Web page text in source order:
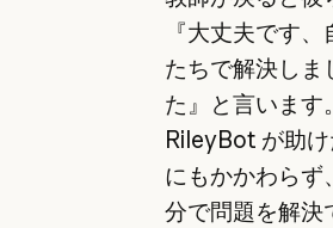
『大丈夫です、
たちで解決しま
た』と言います。
RileyBot が助け
にもかかわらず
分で問題を解決